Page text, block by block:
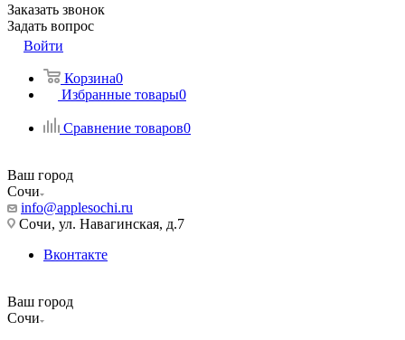
Заказать звонок
Задать вопрос
Войти
Корзина0
Избранные товары0
Сравнение товаров0
Ваш город
Сочи
info@applesochi.ru
Сочи, ул. Навагинская, д.7
Вконтакте
Ваш город
Сочи